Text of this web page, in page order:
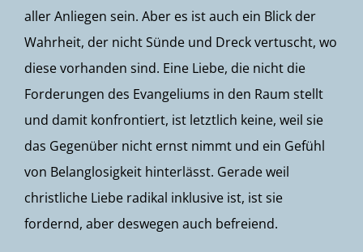
aller Anliegen sein. Aber es ist auch ein Blick der
Wahrheit, der nicht Sünde und Dreck vertuscht, wo
diese vorhanden sind. Eine Liebe, die nicht die
Forderungen des Evangeliums in den Raum stellt
und damit konfrontiert, ist letztlich keine, weil sie
das Gegenüber nicht ernst nimmt und ein Gefühl
von Belanglosigkeit hinterlässt. Gerade weil
christliche Liebe radikal inklusive ist, ist sie
fordernd, aber deswegen auch befreiend.